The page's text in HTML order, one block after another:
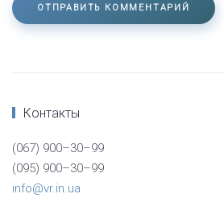
ОТПРАВИТЬ КОММЕНТАРИЙ
Контакты
(067) 900–30–99
(095) 900–30–99
info@vr.in.ua